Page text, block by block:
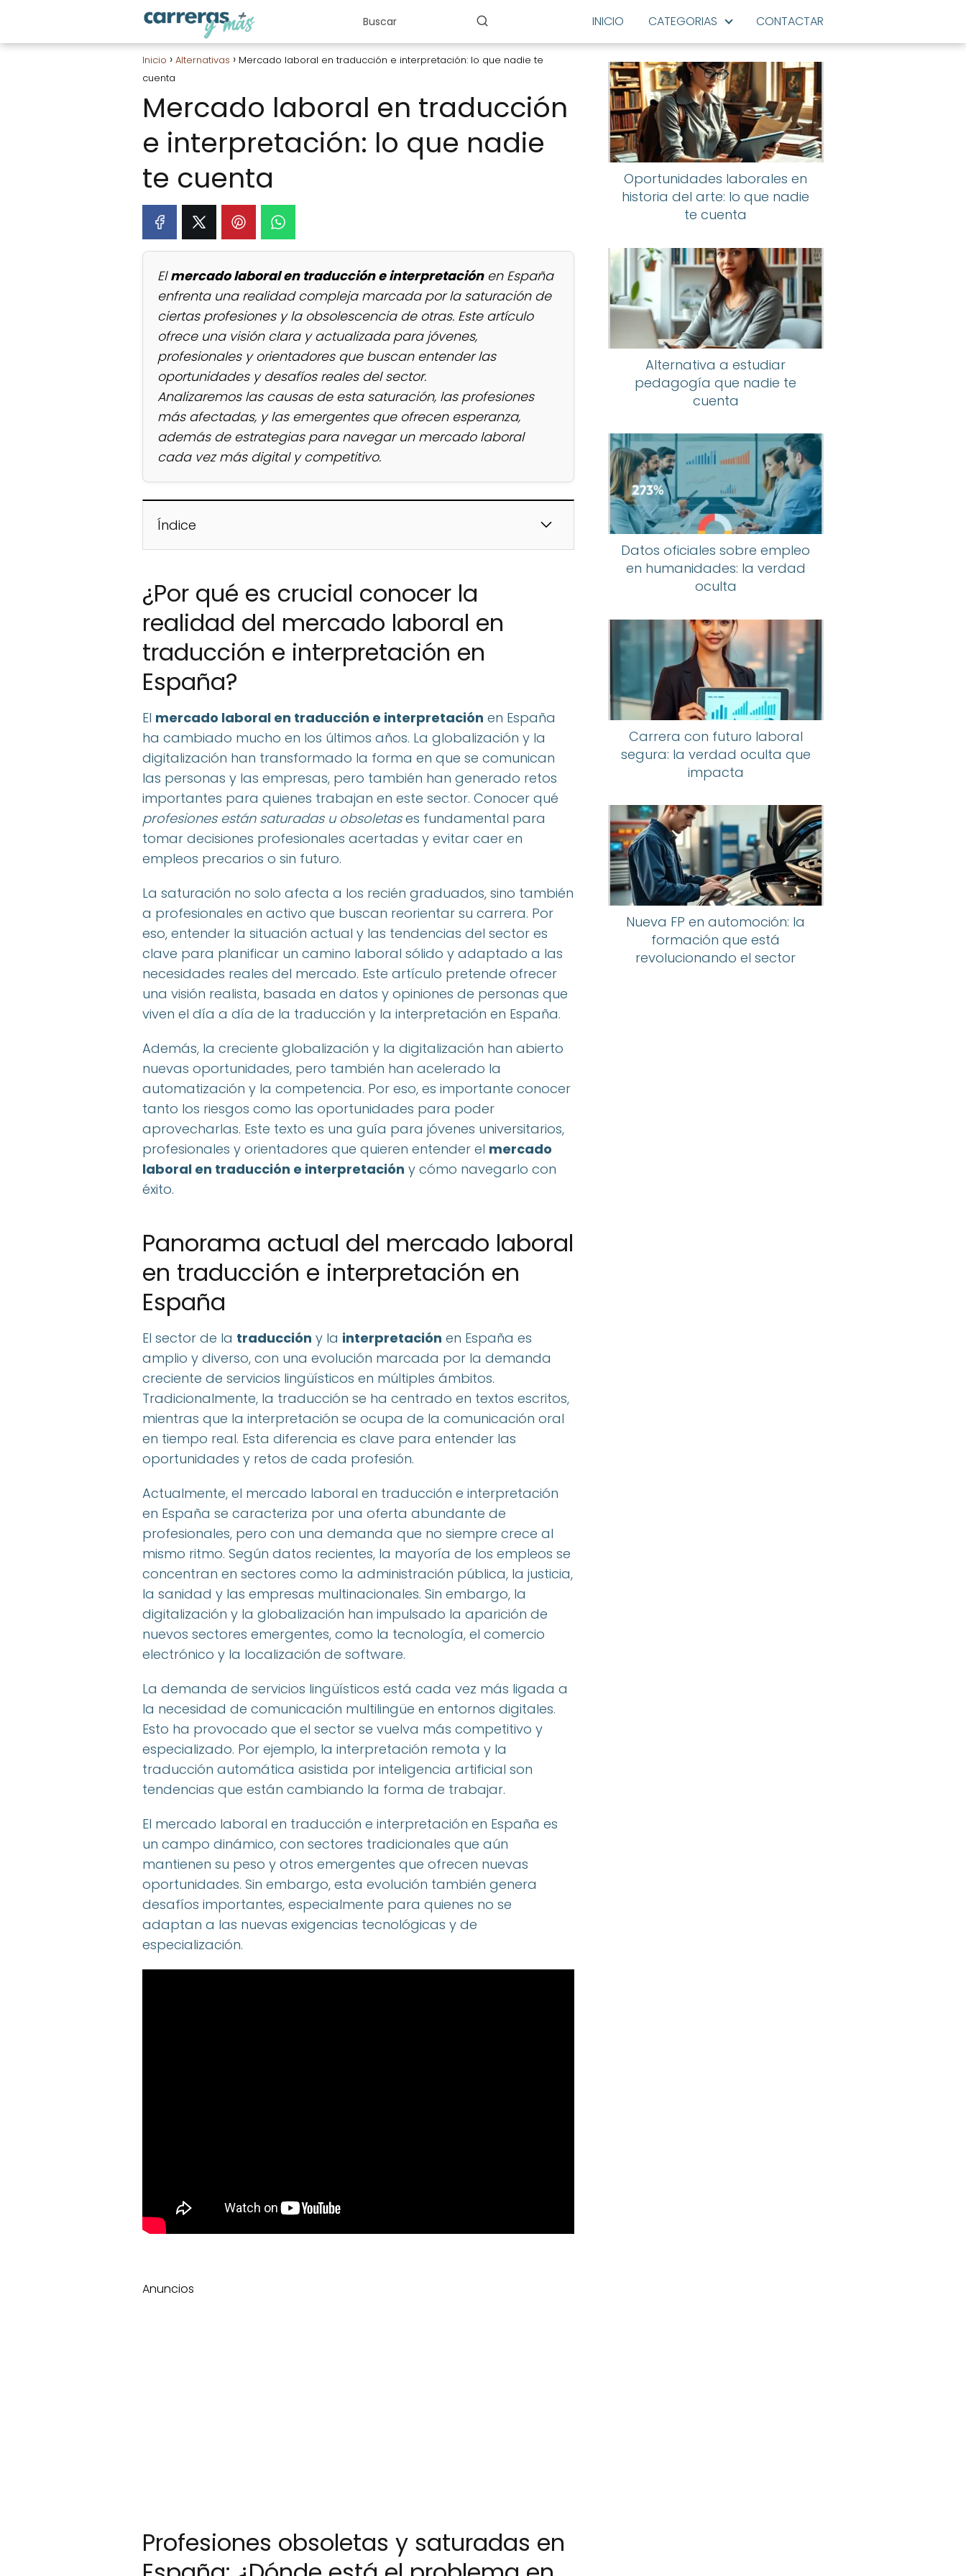
INICIO CATEGORIAS CONTACTAR
Inicio Alternativas
Mercado laboral en traducción e interpretación: lo que nadie te
cuenta
Mercado laboral en traducción
e interpretación: lo que nadie
te cuenta
Elmercado laboral en traducción e interpretaciónen España
enfrenta una realidad compleja marcada por la saturación de
ciertas profesiones y la obsolescencia de otras. Este artículo
ofrece una visión clara y actualizada para jóvenes,
profesionales y orientadores que buscan entender las
oportunidades y desafíos reales del sector.
Analizaremos las causas de esta saturación, las profesiones
más afectadas, y las emergentes que ofrecen esperanza,
además de estrategias para navegar un mercado laboral
cada vez más digital y competitivo.
Índice
¿Por qué es crucial conocer la
realidad del mercado laboral en
traducción e interpretación en
España?
El mercado laboral en traducción e interpretación en España
ha cambiado mucho en los últimos años. La globalización y la
digitalización han transformado la forma en que se comunican
las personas y las empresas, pero también han generado retos
importantes para quienes trabajan en este sector. Conocer qué
profesiones están saturadas u obsoletases fundamental para
tomar decisiones profesionales acertadas y evitar caer en
empleos precarios o sin futuro.
La saturación no solo afecta a los recién graduados, sino también
a profesionales en activo que buscan reorientar su carrera. Por
eso, entender la situación actual y las tendencias del sector es
clave para planificar un camino laboral sólido y adaptado a las
necesidades reales del mercado. Este artículo pretende ofrecer
una visión realista, basada en datos y opiniones de personas que
viven el día a día de la traducción y la interpretación en España.
Además, la creciente globalización y la digitalización han abierto
nuevas oportunidades, pero también han acelerado la
automatización y la competencia. Por eso, es importante conocer
tanto los riesgos como las oportunidades para poder
aprovecharlas. Este texto es una guía para jóvenes universitarios,
profesionales y orientadores que quieren entender el mercado
laboral en traducción e interpretación y cómo navegarlo con
éxito.
Panorama actual del mercado laboral
en traducción e interpretación en
España
El sector de la traducción y la interpretación en España es
amplio y diverso, con una evolución marcada por la demanda
creciente de servicios lingüísticos en múltiples ámbitos.
Tradicionalmente, la traducción se ha centrado en textos escritos,
mientras que la interpretación se ocupa de la comunicación oral
en tiempo real. Esta diferencia es clave para entender las
oportunidades y retos de cada profesión.
Actualmente, el mercado laboral en traducción e interpretación
en España se caracteriza por una oferta abundante de
profesionales, pero con una demanda que no siempre crece al
mismo ritmo. Según datos recientes, la mayoría de los empleos se
concentran en sectores como la administración pública, la justicia,
la sanidad y las empresas multinacionales. Sin embargo, la
digitalización y la globalización han impulsado la aparición de
nuevos sectores emergentes, como la tecnología, el comercio
electrónico y la localización de software.
La demanda de servicios lingüísticos está cada vez más ligada a
la necesidad de comunicación multilingüe en entornos digitales.
Esto ha provocado que el sector se vuelva más competitivo y
especializado. Por ejemplo, la interpretación remota y la
traducción automática asistida por inteligencia artificial son
tendencias que están cambiando la forma de trabajar.
El mercado laboral en traducción e interpretación en España es
un campo dinámico, con sectores tradicionales que aún
mantienen su peso y otros emergentes que ofrecen nuevas
oportunidades. Sin embargo, esta evolución también genera
desafíos importantes, especialmente para quienes no se
adaptan a las nuevas exigencias tecnológicas y de
especialización.
Anuncios
Profesiones obsoletas y saturadas en
Oportunidades laborales en
historia del arte: lo que nadie
te cuenta
Alternativa a estudiar
pedagogía que nadie te
cuenta
Datos oficiales sobre empleo
en humanidades: la verdad
oculta
Carrera con futuro laboral
segura: la verdad oculta que
impacta
Nueva FP en automoción: la
formación que está
revolucionando el sector